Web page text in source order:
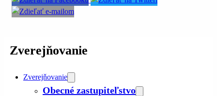
Zverejňovanie
Zverejňovanie
Obecné zastupiteľstvo